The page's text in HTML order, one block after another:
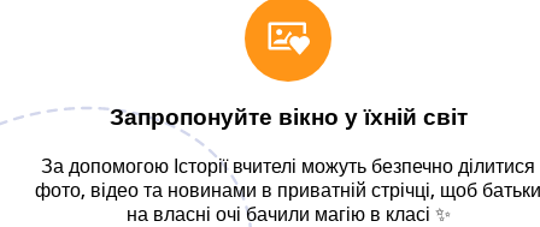
Запропонуйте вікно у їхній світ
За допомогою Історії вчителі можуть безпечно ділитися
фото, відео та новинами в приватній стрічці, щоб батьки
на власні очі бачили магію в класі ✨